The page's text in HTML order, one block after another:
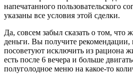
напечатанного пользовательского
указаны все условия этой сделки.
Да, совсем забыл сказать о том, что
деньги. Вы получите рекомендации,
посоветуют исключить из рациона
есть после 6 вечера и больше
полуголодное меню на какое-то